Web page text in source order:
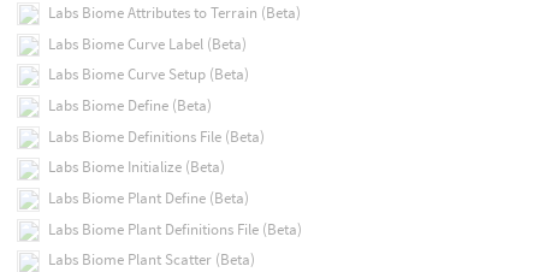
Labs Biome Attributes to Terrain (Beta)
Labs Biome Curve Label (Beta)
Labs Biome Curve Setup (Beta)
Labs Biome Define (Beta)
Labs Biome Definitions File (Beta)
Labs Biome Initialize (Beta)
Labs Biome Plant Define (Beta)
Labs Biome Plant Definitions File (Beta)
Labs Biome Plant Scatter (Beta)